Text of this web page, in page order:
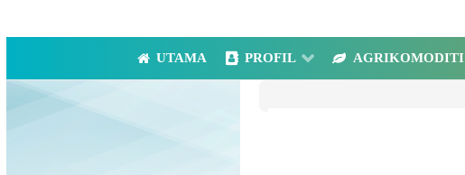
UTAMA PROFIL AGRIKOMODITI